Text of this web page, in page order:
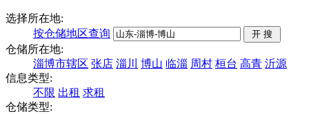
选择所在地:
按仓储地区查询
仓储所在地:
淄博市辖区 张店 淄川 博山 临淄 周村 桓台 高青 沂源
信息类型:
不限 出租 求租
仓储类型: